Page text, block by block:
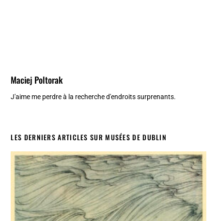
Maciej Poltorak
J'aime me perdre à la recherche d'endroits surprenants.
LES DERNIERS ARTICLES SUR MUSÉES DE DUBLIN